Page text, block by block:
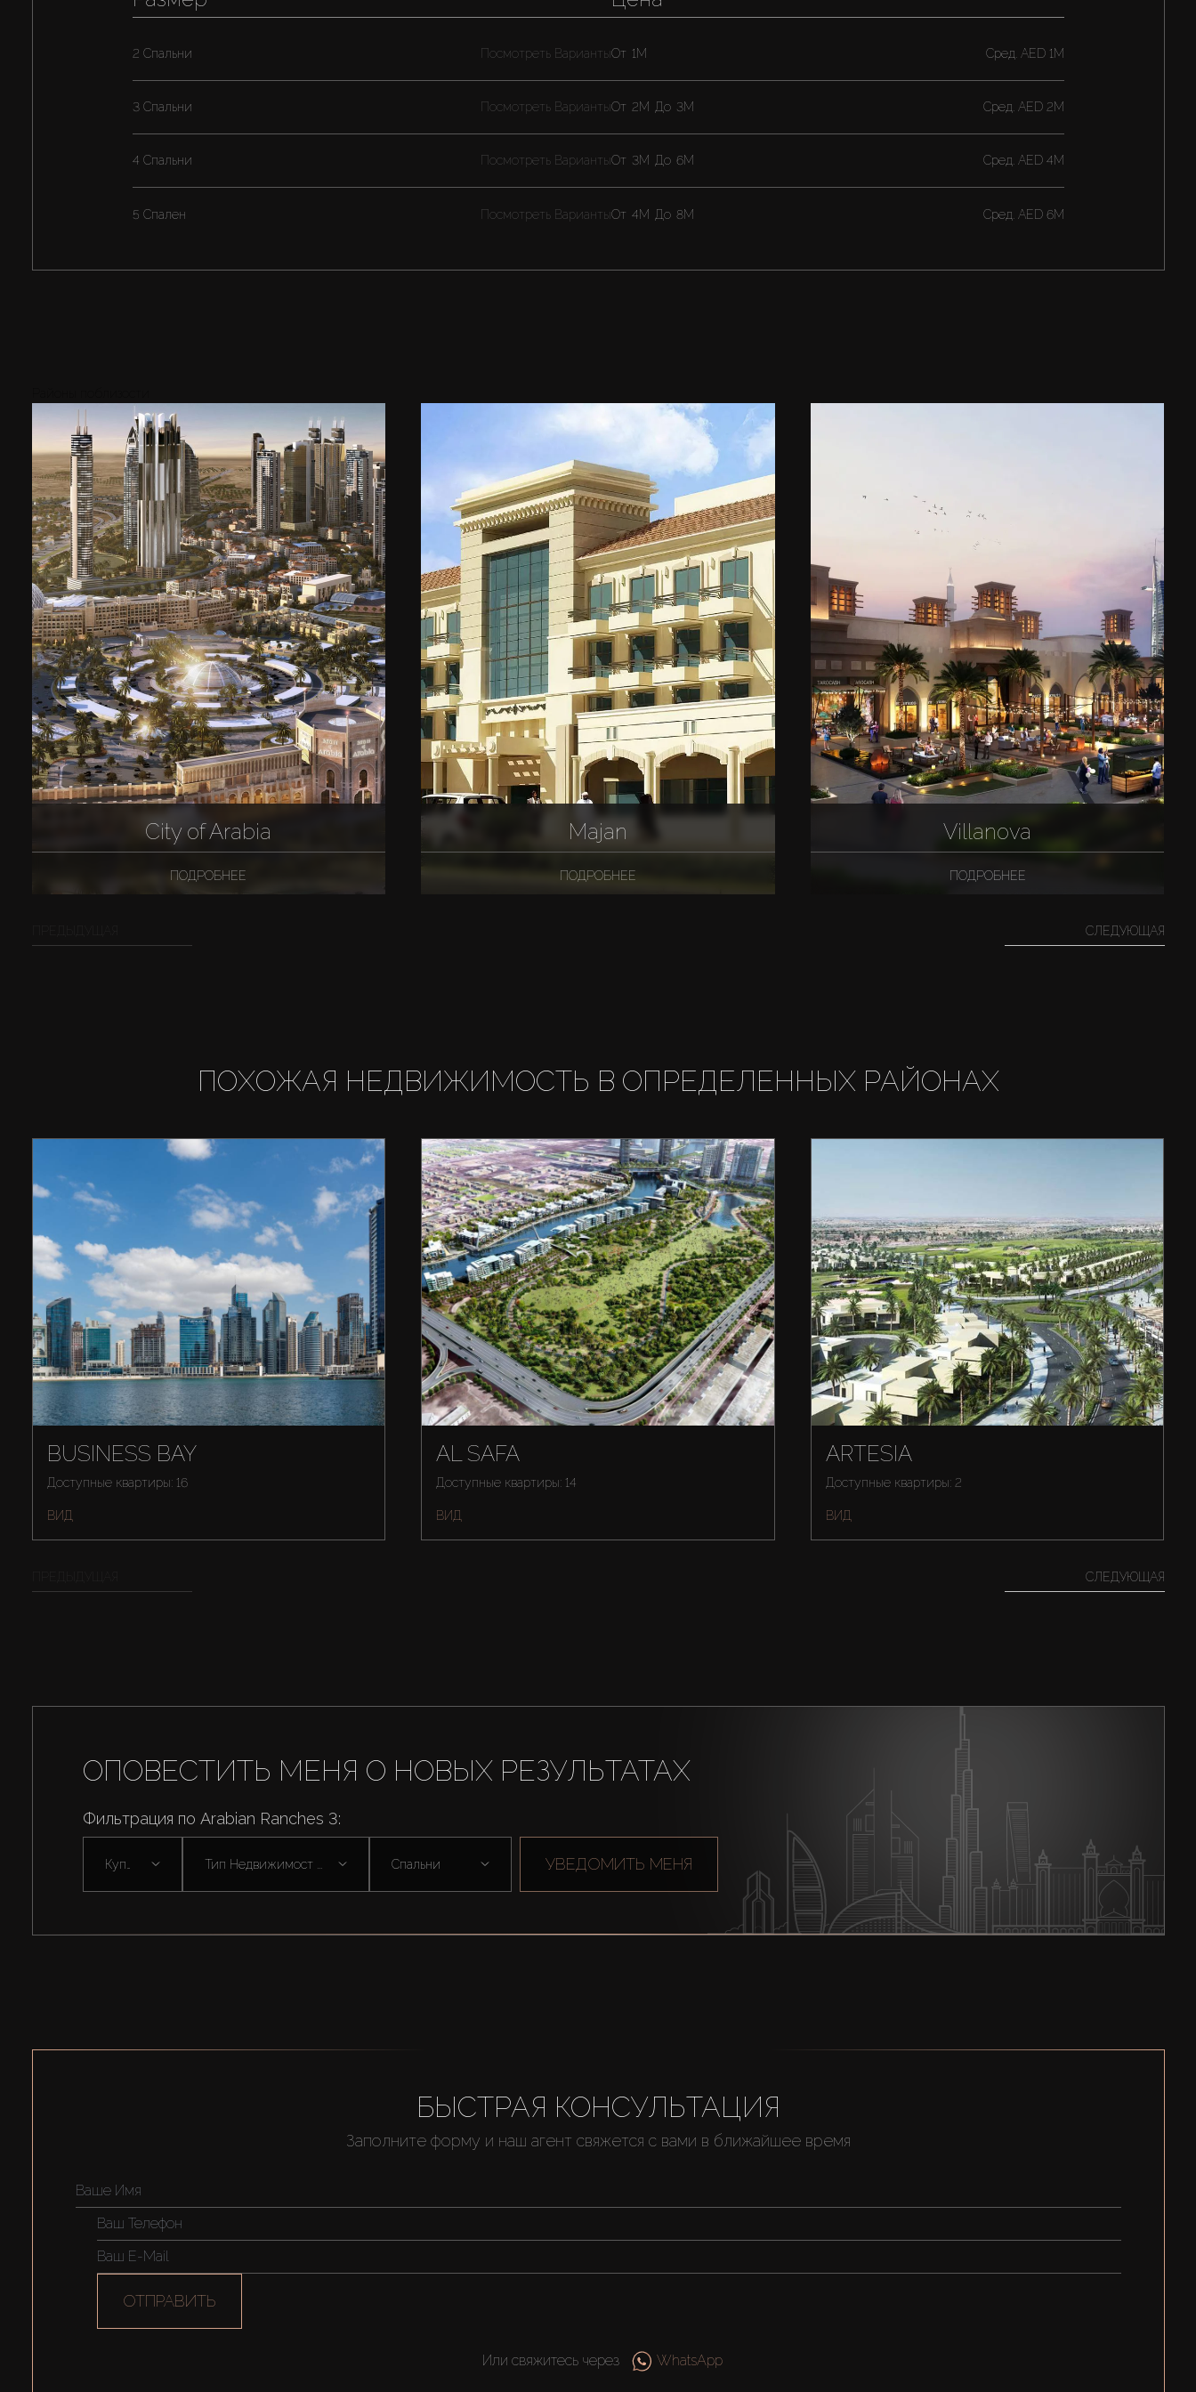
2 Спальни Посмотреть Варианты
3 Спальни Посмотреть Варианты
4 Спальни Посмотреть Варианты
5 Спален Посмотреть Варианты
От 1M Cред. AED 1M
От 2M До 3M Cред. AED 2M
От 3M До 6M Cред. AED 4M
От 4M До 8M Cред. AED 6M
City of Arabia
ПОДРОБНЕЕ
Majan
ПОДРОБНЕЕ
Villanova
ПОДРОБНЕЕ
СЛЕДУЮЩАЯ
ПОХОЖАЯ НЕДВИЖИМОСТЬ В ОПРЕДЕЛЕННЫХ РАЙОНАХ
BUSINESS BAY
Доступные квартиры: 16
ВИД
AL SAFA
Доступные квартиры: 14
ВИД
ARTESIA
Доступные квартиры: 2
ВИД
СЛЕДУЮЩАЯ
ОПОВЕСТИТЬ МЕНЯ О НОВЫХ РЕЗУЛЬТАТАХ
Фильтрация по Arabian Ranches 3:
Тип Недвижимост ... Спальни УВЕДОМИТЬ МЕНЯ
БЫСТРАЯ КОНСУЛЬТАЦИЯ
Заполните форму и наш агент свяжется с вами в ближайшее время
ОТПРАВИТЬ
Или свяжитесь через WhatsApp